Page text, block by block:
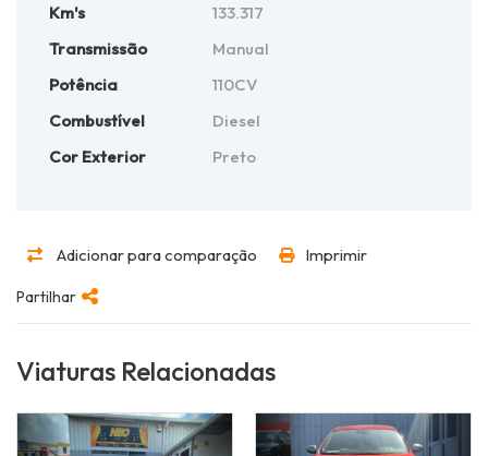
Km's
133.317
Transmissão
Manual
Potência
110CV
Combustível
Diesel
Cor Exterior
Preto
Adicionar para comparação Imprimir
Partilhar
Viaturas Relacionadas